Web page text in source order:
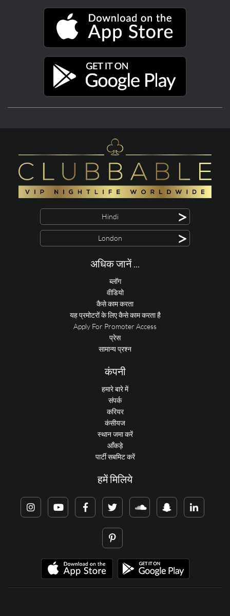
Hindi >
London >
अधिक जानें ...
ब्लॉग
वीडियो
कैसे काम करता
यह प्रमोटरों के लिए कैसे काम करता है
Apply For Promoter Access
प्रेस
सामान्य प्रश्न
कंपनी
हमारे बारे में
संपर्क
करियर
कंसीयज
स्थान जमा करें
आँकड़े
पार्टी सबमिट करें
हमें मिलिये